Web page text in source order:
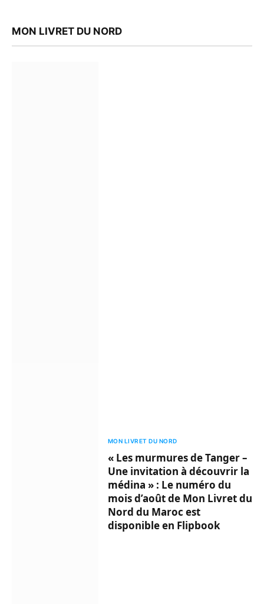
MON LIVRET DU NORD
MON LIVRET DU NORD
« Les murmures de Tanger –
Une invitation à découvrir la
médina » : Le numéro du
mois d’août de Mon Livret du
Nord du Maroc est
disponible en Flipbook